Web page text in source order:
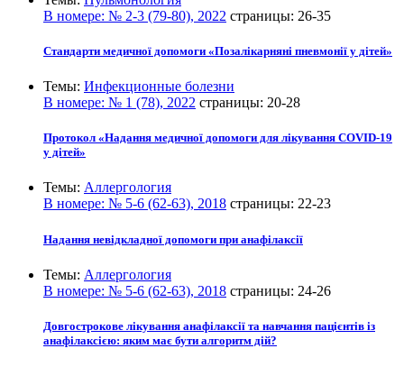
В номере: № 2-3 (79-80), 2022 страницы: 26-35
Стандарти медичної допомоги «Позалікарняні пневмонії у дітей»
Темы: Инфекционные болезни
В номере: № 1 (78), 2022 страницы: 20-28
Протокол «Надання медичної допомоги для лікування COVID‑19
у дітей»
Темы: Аллергология
В номере: № 5-6 (62-63), 2018 страницы: 22-23
Надання невідкладної допомоги при анафілаксії
Темы: Аллергология
В номере: № 5-6 (62-63), 2018 страницы: 24-26
Довгострокове лікування анафілаксії та навчання пацієнтів із
анафілаксією: яким має бути алгоритм дій?